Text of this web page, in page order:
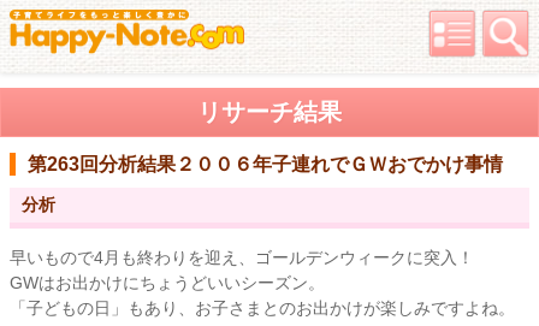
リサーチ結果
第263回分析結果 ２００６年子連れでＧＷおでかけ事情
分析
早いもので4月も終わりを迎え、ゴールデンウィークに突入！
GWはお出かけにちょうどいいシーズン。
「子どもの日」もあり、お子さまとのお出かけが楽しみですよね。